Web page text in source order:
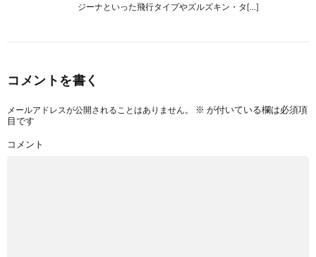
ジーナといった飛行タイプやズルズキン・タ[…]
コメントを書く
メールアドレスが公開されることはありません。 ※ が付いている欄は必須項
目です
コメント